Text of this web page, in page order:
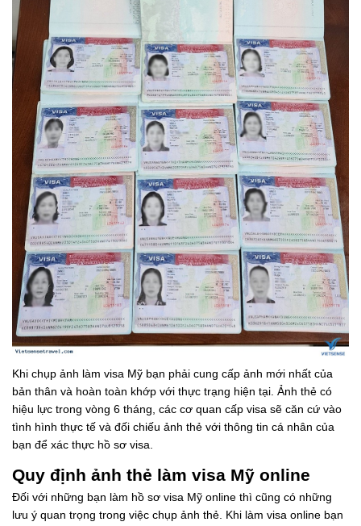
Khi chụp ảnh làm visa Mỹ bạn phải cung cấp ảnh mới nhất của
bản thân và hoàn toàn khớp với thực trạng hiện tại. Ảnh thẻ có
hiệu lực trong vòng 6 tháng, các cơ quan cấp visa sẽ căn cứ vào
tình hình thực tế và đối chiếu ảnh thẻ với thông tin cá nhân của
bạn để xác thực hồ sơ visa.
Quy định ảnh thẻ làm visa Mỹ online
Đối với những bạn làm hồ sơ visa Mỹ online thì cũng có những
lưu ý quan trọng trong việc chụp ảnh thẻ. Khi làm visa online bạn